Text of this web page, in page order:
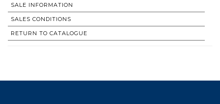
SALE INFORMATION
SALES CONDITIONS
RETURN TO CATALOGUE